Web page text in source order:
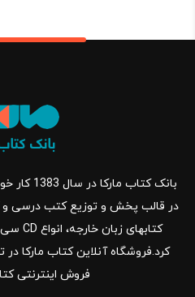
بانک کتاب
در قالب پخش و توزیع کتب درسی
فروش اینترنتی